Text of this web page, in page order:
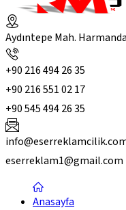
Aydıntepe Mah.
+90 216 494 26 35
+90 216 551 02 17
+90 545 494 26 35
eserreklam1@gmail.com
Anasayfa